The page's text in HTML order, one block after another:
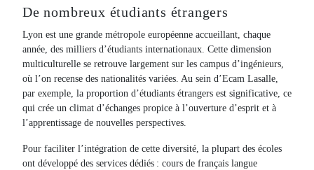
De nombreux étudiants étrangers
Lyon est une grande métropole européenne accueillant, chaque
année, des milliers d’étudiants internationaux. Cette dimension
multiculturelle se retrouve largement sur les campus d’ingénieurs,
où l’on recense des nationalités variées. Au sein d’Ecam Lasalle,
par exemple, la proportion d’étudiants étrangers est significative, ce
qui crée un climat d’échanges propice à l’ouverture d’esprit et à
l’apprentissage de nouvelles perspectives.
Pour faciliter l’intégration de cette diversité, la plupart des écoles
ont développé des services dédiés : cours de français langue